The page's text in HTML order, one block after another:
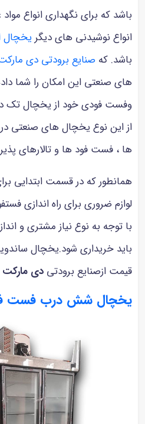
باشد که برای نگهداری انواع
انواع نوشیدنی های دیگریخچال
باشد. که صنایع برودتی دی
های صنعتی این امکان را شما
از این نوع یخچال های صنعتی در
ها ، فست فود ها و تالارهای
همانطور که در قسمت ابتدایی
لوازم ضروری برای راه اندازی
با توجه به نوع نیاز مشتری و
باید خریداری شود.یخچال
قیمت ازصنایع برودتی دی مارکت
یخچال شش درب فست